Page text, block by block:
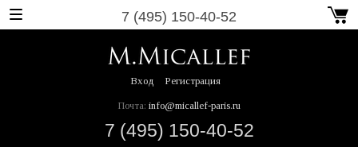
7 (495) 150-40-52
Вход Регистрация
Почта: info@micallef-paris.ru
7 (495) 150-40-52